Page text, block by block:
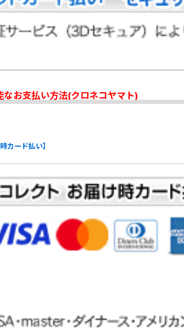
なお支払い方法(クロネコヤマト)
カード払い】